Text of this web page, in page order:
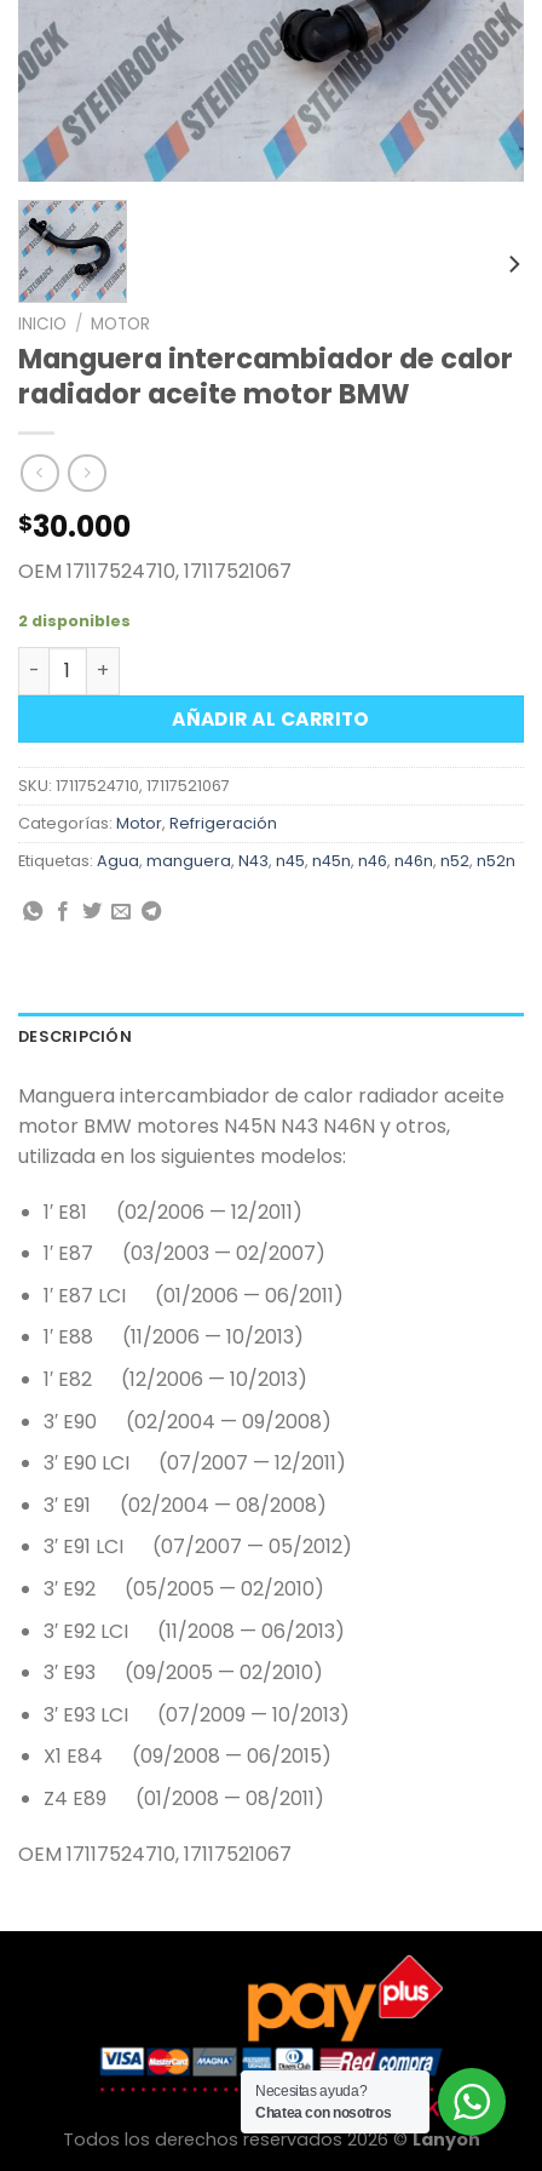
INICIO / MOTOR
Manguera intercambiador de calor
radiador aceite motor BMW
$30.000
OEM 17117524710, 17117521067
2 disponibles
Manguera intercambiador de calor radiador aceite
AÑADIR AL CARRITO
SKU: 17117524710, 17117521067
Categorías: Motor, Refrigeración
Etiquetas: Agua, manguera, N43, n45, n45n, n46, n46n, n52, n52n
DESCRIPCIÓN
Manguera intercambiador de calor radiador aceite
motor BMW motores N45N N43 N46N y otros,
utilizada en los siguientes modelos:
1′ E81 (02/2006 — 12/2011)
1′ E87 (03/2003 — 02/2007)
1′ E87 LCI (01/2006 — 06/2011)
1′ E88 (11/2006 — 10/2013)
1′ E82 (12/2006 — 10/2013)
3′ E90 (02/2004 — 09/2008)
3′ E90 LCI (07/2007 — 12/2011)
3′ E91 (02/2004 — 08/2008)
3′ E91 LCI (07/2007 — 05/2012)
3′ E92 (05/2005 — 02/2010)
3′ E92 LCI (11/2008 — 06/2013)
3′ E93 (09/2005 — 02/2010)
3′ E93 LCI (07/2009 — 10/2013)
X1 E84 (09/2008 — 06/2015)
Z4 E89 (01/2008 — 08/2011)
OEM 17117524710, 17117521067
Todos los derechos reservados 2026 ©Lanyon
Necesitas ayuda?
Chatea con nosotros